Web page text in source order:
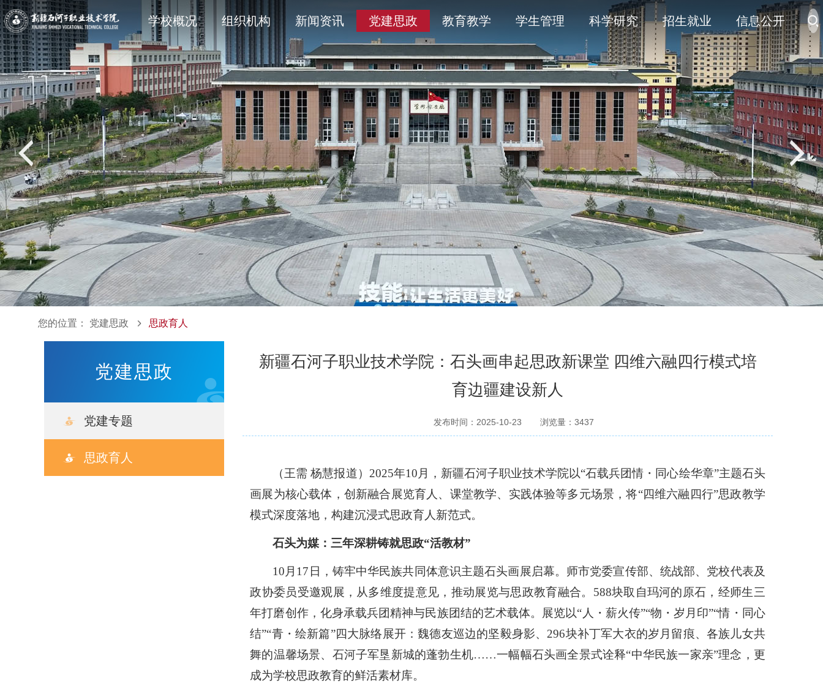
学校概况
学院简介 历史沿革
校风校训
组织机构 新闻资讯
石职动态 通知公告
媒体关注 石职印象 平安校园
党建思政
党建专题 思政育人 教育教学
教学动态 双创教育 产教融合
语言文字建设
学生管理
学工处 共青团工作 科学研究
科研动态 学术委员会
科协技术学会
招生就业
招生专题 就业专题 信息公开
信息公开法规与制度 信息公开年度报告
信息公开其它
您的位置： 党建思政 思政育人
党建思政
党建专题
党建动态
思政育人
新疆石河子职业技术学院：石头画串起思政新课堂 四维六融四行模式培
育边疆建设新人
发布时间：2025-10-23 浏览量： 3437
（王需 杨慧报道） 2025年10月，新疆石河子职业技术学院以“石载兵团情・同心绘华章”主题石头
画展为核心载体，创新融合展览育人、课堂教学、实践体验等多元场景，将“四维六融四行”思政教学
模式深度落地，构建沉浸式思政育人新范式。
石头为媒：三年深耕铸就思政“活教材”
10月17日，铸牢中华民族共同体意识主题石头画展启幕。师市党委宣传部、统战部、党校代表及
政协委员受邀观展 ， 从多维度提意见，推动展览与思政教育融合。 588块取自玛河的原石 ， 经师生三
年打磨创作，化身承载兵团精神与民族团结的艺术载体。展览以“ 人・薪火传”“物・岁月印”“情・同心
结”“青・绘新篇”四大脉络展开：魏德友巡边的坚毅身影、 296块补丁军大衣的岁月留痕、各族儿女共
舞的温馨场景、石河子军垦新城的蓬勃生机……一幅幅石头画全景式诠释“中华民族一家亲”理念，更
成为学校思政教育的鲜活素材库。